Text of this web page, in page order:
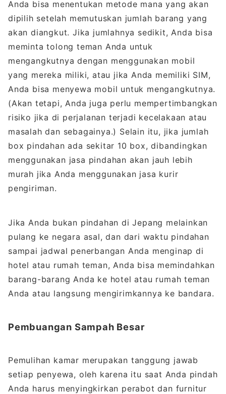
Anda bisa menentukan metode mana yang akan
dipilih setelah memutuskan jumlah barang yang
akan diangkut. Jika jumlahnya sedikit, Anda bisa
meminta tolong teman Anda untuk
mengangkutnya dengan menggunakan mobil
yang mereka miliki, atau jika Anda memiliki SIM,
Anda bisa menyewa mobil untuk mengangkutnya.
(Akan tetapi, Anda juga perlu mempertimbangkan
risiko jika di perjalanan terjadi kecelakaan atau
masalah dan sebagainya.) Selain itu, jika jumlah
box pindahan ada sekitar 10 box, dibandingkan
menggunakan jasa pindahan akan jauh lebih
murah jika Anda menggunakan jasa kurir
pengiriman.
Jika Anda bukan pindahan di Jepang melainkan
pulang ke negara asal, dan dari waktu pindahan
sampai jadwal penerbangan Anda menginap di
hotel atau rumah teman, Anda bisa memindahkan
barang-barang Anda ke hotel atau rumah teman
Anda atau langsung mengirimkannya ke bandara.
Pembuangan Sampah Besar
Pemulihan kamar merupakan tanggung jawab
setiap penyewa, oleh karena itu saat Anda pindah
Anda harus menyingkirkan perabot dan furnitur